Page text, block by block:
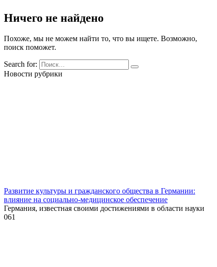
Ничего не найдено
Похоже, мы не можем найти то, что вы ищете. Возможно,
поиск поможет.
Search for:
Новости рубрики
Развитие культуры и гражданского общества в Германии:
влияние на социально-медицинское обеспечение
Германия, известная своими достижениями в области науки
061